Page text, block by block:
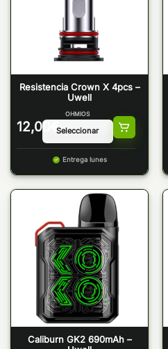
Resistencia Crown X 4pcs –
Uwell
12,00 €
OHMIOS
Entrega lunes
Caliburn GK2 690mAh –